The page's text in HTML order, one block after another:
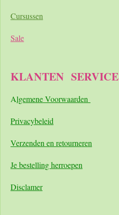
Cursussen
Sale
KLANTEN SERVICE
Algemene Voorwaarden
Privacybeleid
Verzenden en retourneren
Je bestelling herroepen
Disclamer